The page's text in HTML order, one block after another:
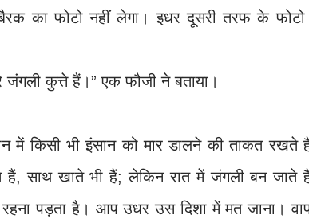
का फोटो नहीं लेगा। इधर दूसरी तरफ के
जंगली कुत्ते हैं।” एक फौजी ने बताया।
में किसी भी इंसान को मार डालने की ताकत रखते
हैं, साथ खाते भी हैं; लेकिन रात में जंगली बन जाते
पड़ता है। आप उधर उस दिशा में मत जाना।